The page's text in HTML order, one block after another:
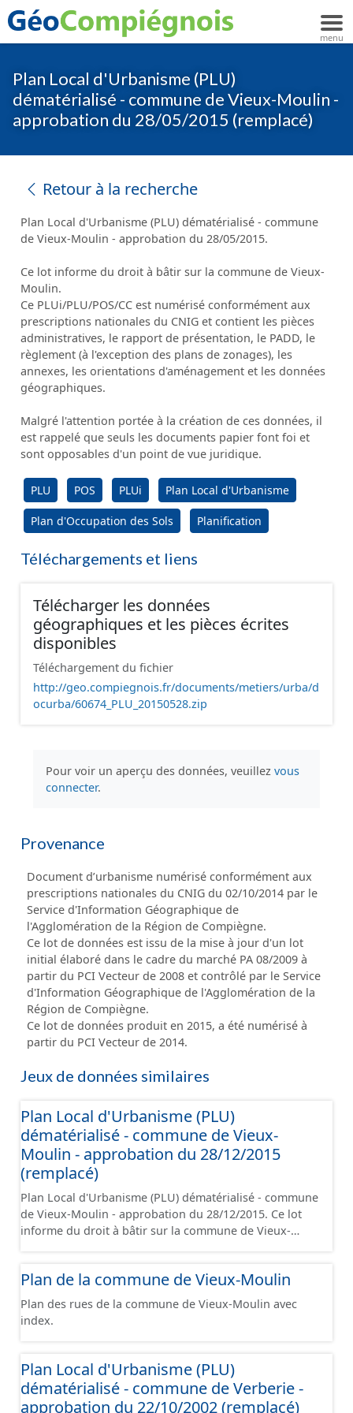
Plan Local d'Urbanisme (PLU)
dématérialisé - commune de Vieux-Moulin -
approbation du 28/05/2015 (remplacé)
Retour à la recherche
Plan Local d'Urbanisme (PLU) dématérialisé - commune
de Vieux-Moulin - approbation du 28/05/2015.
Ce lot informe du droit à bâtir sur la commune de Vieux-
Moulin.
Ce PLUi/PLU/POS/CC est numérisé conformément aux
prescriptions nationales du CNIG et contient les pièces
administratives, le rapport de présentation, le PADD, le
règlement (à l'exception des plans de zonages), les
annexes, les orientations d'aménagement et les données
géographiques.
Malgré l'attention portée à la création de ces données, il
est rappelé que seuls les documents papier font foi et
sont opposables d'un point de vue juridique.
PLU POS PLUi Plan Local d'Urbanisme
Plan d'Occupation des Sols Planification
Téléchargements et liens
Télécharger les données
géographiques et les pièces écrites
disponibles
Téléchargement du fichier
http://geo.compiegnois.fr/documents/metiers/urba/d
ocurba/60674_PLU_20150528.zip
Pour voir un aperçu des données, veuillez vous
connecter.
Provenance
Document d’urbanisme numérisé conformément aux
prescriptions nationales du CNIG du 02/10/2014 par le
Service d'Information Géographique de
l'Agglomération de la Région de Compiègne.
Ce lot de données est issu de la mise à jour d'un lot
initial élaboré dans le cadre du marché PA 08/2009 à
partir du PCI Vecteur de 2008 et contrôlé par le Service
d'Information Géographique de l'Agglomération de la
Région de Compiègne.
Ce lot de données produit en 2015, a été numérisé à
partir du PCI Vecteur de 2014.
Jeux de données similaires
Plan Local d'Urbanisme (PLU)
dématérialisé - commune de Vieux-
Moulin - approbation du 28/12/2015
(remplacé)
Plan Local d'Urbanisme (PLU) dématérialisé - commune
de Vieux-Moulin - approbation du 28/12/2015. Ce lot
informe du droit à bâtir sur la commune de Vieux-
contient les pièces administratives, le rapport de
présentation, le PADD, le règlement (à l'exception des
plans de zonages), les annexes, les orientations
d'aménagement et les données géographiques. Malgré
rappelé que seuls les documents papier font foi et sont
opposables d'un point de vue juridique.
Plan de la commune de Vieux-Moulin
Plan des rues de la commune de Vieux-Moulin avec
index.
Plan Local d'Urbanisme (PLU)
dématérialisé - commune de Verberie -
approbation du 22/10/2002 (remplacé)